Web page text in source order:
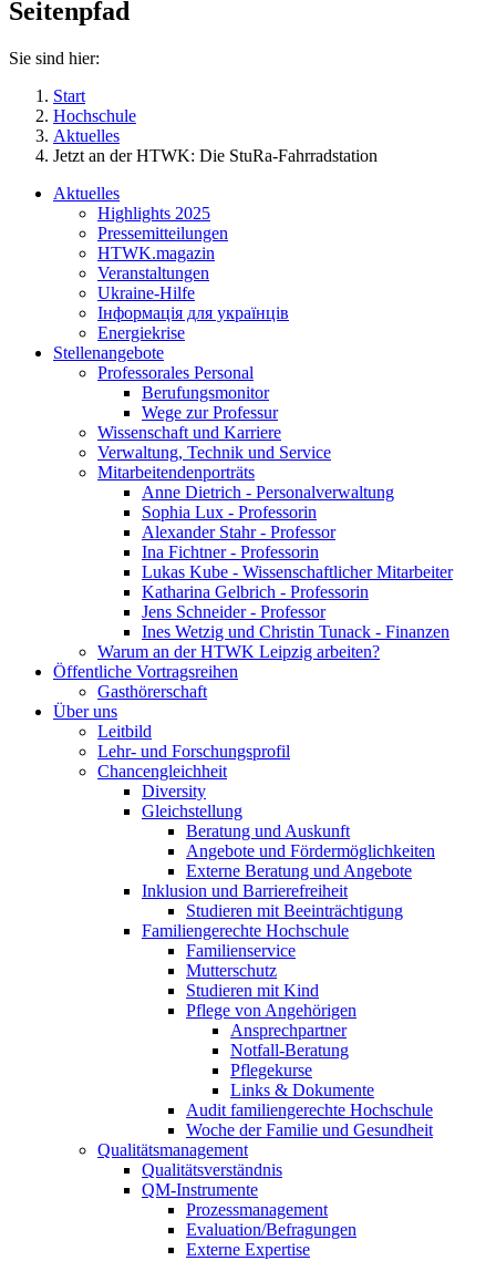
Seitenpfad
Sie sind hier:
Start
Hochschule
Aktuelles
Jetzt an der HTWK: Die StuRa-Fahrradstation
Aktuelles
Highlights 2025
Pressemitteilungen
HTWK.magazin
Veranstaltungen
Ukraine-Hilfe
Інформація для українців
Energiekrise
Stellenangebote
Professorales Personal
Berufungsmonitor
Wege zur Professur
Wissenschaft und Karriere
Verwaltung, Technik und Service
Mitarbeitendenporträts
Anne Dietrich - Personalverwaltung
Sophia Lux - Professorin
Alexander Stahr - Professor
Ina Fichtner - Professorin
Lukas Kube - Wissenschaftlicher Mitarbeiter
Katharina Gelbrich - Professorin
Jens Schneider - Professor
Ines Wetzig und Christin Tunack - Finanzen
Warum an der HTWK Leipzig arbeiten?
Öffentliche Vortragsreihen
Gasthörerschaft
Über uns
Leitbild
Lehr- und Forschungsprofil
Chancengleichheit
Diversity
Gleichstellung
Beratung und Auskunft
Angebote und Fördermöglichkeiten
Externe Beratung und Angebote
Inklusion und Barrierefreiheit
Studieren mit Beeinträchtigung
Familiengerechte Hochschule
Familienservice
Mutterschutz
Studieren mit Kind
Pflege von Angehörigen
Ansprechpartner
Notfall-Beratung
Pflegekurse
Links & Dokumente
Audit familiengerechte Hochschule
Woche der Familie und Gesundheit
Qualitätsmanagement
Qualitätsverständnis
QM-Instrumente
Prozessmanagement
Evaluation/Befragungen
Externe Expertise